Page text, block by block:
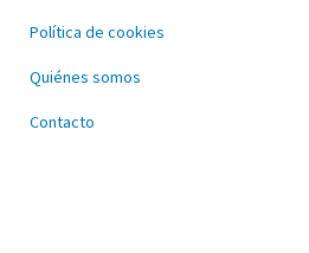
Política de cookies
Quiénes somos
Contacto